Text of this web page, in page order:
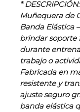
* DESCRIPCIÓN:
Muñequera de
Banda Elástica
brindar soporte
durante
trabajo o
Fabricada en
resistente y
ajuste seguro
banda elástica